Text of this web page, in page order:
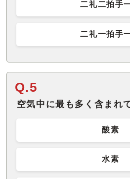
二礼二拍手
二礼一拍手
Q.5
空気中に最も多く含まれ
酸素
水素